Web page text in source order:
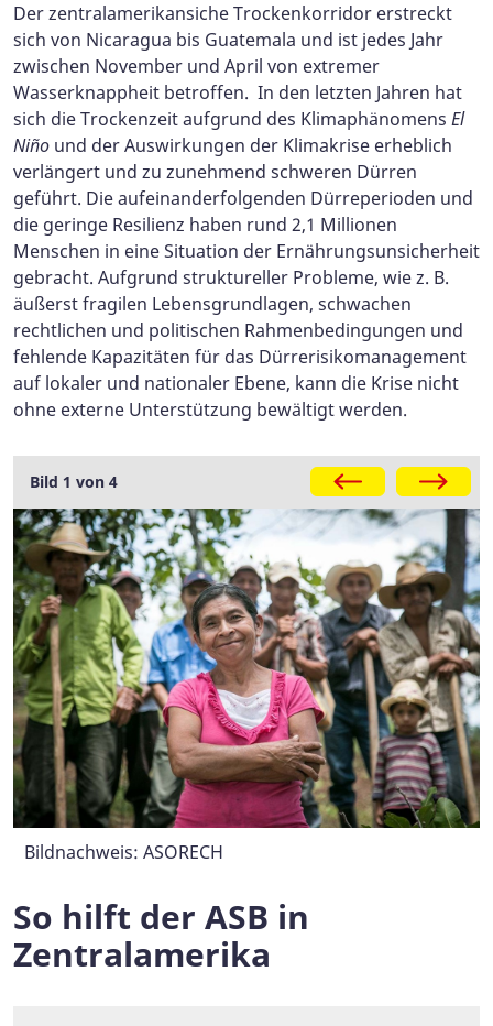
Der zentralamerikansiche Trockenkorridor erstreckt
sich von Nicaragua bis Guatemala und ist jedes Jahr
zwischen November und April von extremer
Wasserknappheit betroffen. In den letzten Jahren hat
sich die Trockenzeit aufgrund des Klimaphänomens El
Niño und der Auswirkungen der Klimakrise erheblich
verlängert und zu zunehmend schweren Dürren
geführt. Die aufeinanderfolgenden Dürreperioden und
die geringe Resilienz haben rund 2,1 Millionen
Menschen in eine Situation der Ernährungsunsicherheit
gebracht. Aufgrund struktureller Probleme, wie z. B.
äußerst fragilen Lebensgrundlagen, schwachen
rechtlichen und politischen Rahmenbedingungen und
fehlende Kapazitäten für das Dürrerisikomanagement
auf lokaler und nationaler Ebene, kann die Krise nicht
ohne externe Unterstützung bewältigt werden.
Galerie
Bildnachweis: ASORECH
Bildnachweis: ASB Zentralamerika
Bildnachweis: ASORECH
Bildnachweis: ASORECH
Bild 1 von 4
So hilft der ASB in
Zentralamerika